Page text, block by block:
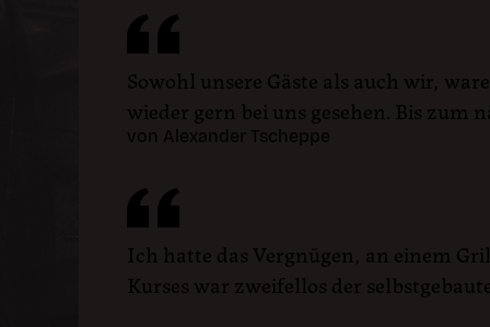
Sowohl unsere Gäste als auch wir,
wieder gern bei uns gesehen. Bis zum
von Alexander Tscheppe
Ich hatte das Vergnügen, an einem
Kurses war zweifellos der